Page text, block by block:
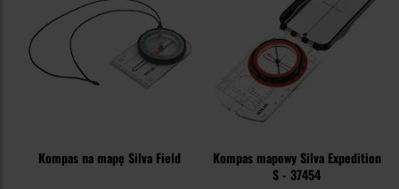
Kompas na mapę Silva Field
Kompas mapowy Silva Expedition
S - 37454